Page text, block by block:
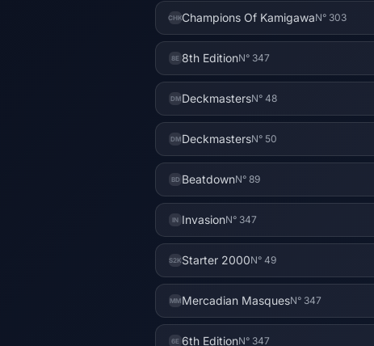
CHKChampions Of KamigawaN° 303
8E 8th EditionN° 347
DM DeckmastersN° 48
DM DeckmastersN° 50
BD BeatdownN° 89
IN InvasionN° 347
S2K Starter 2000N° 49
MM Mercadian MasquesN° 347
6E 6th EditionN° 347